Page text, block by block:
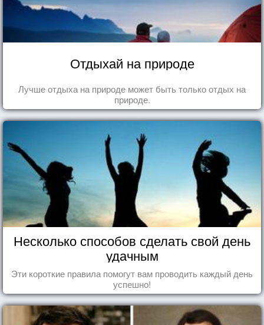
Отдыхай на природе
Лучше отдыха на природе может быть только отдых на
природе.
Несколько способов сделать свой день
удачным
Эти короткие правила помогут вам проводить каждый день
успешно!